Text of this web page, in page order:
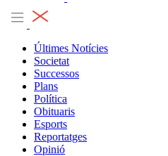
Últimes Notícies
Societat
Successos
Plans
Política
Obituaris
Esports
Reportatges
Opinió